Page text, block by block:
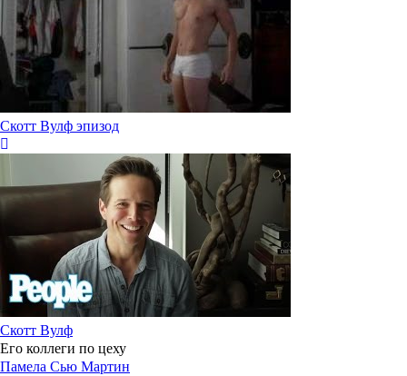
Скотт Вулф эпизод
Скотт Вулф
Его коллеги по цеху
Памела Сью Мартин